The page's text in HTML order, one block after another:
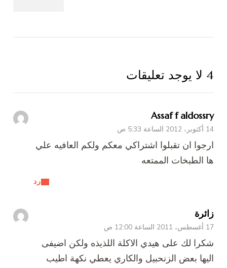
4 لا يوجد تعليقات
Assaf f aldossry
14 أكتوبر، 2012 الساعة 5:33 ص
رد
ارجوا ان تقبلوا اشتراكي معكم ولكم العافيه علي
ها الطبخات الممتعه
زائرة
17 أغسطس، 2011 الساعة 12:00 ص
شكرا لك على هيدي الاكلة اللذيذه ولكن اضيفى
اليها بعض الزنحبيل والكاري يعطي نكهة اطيب